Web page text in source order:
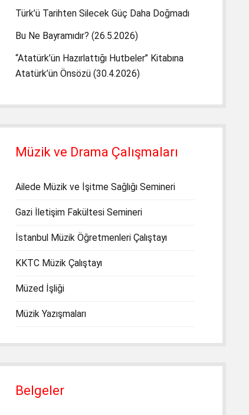
Türk’ü Tarihten Silecek Güç Daha Doğmadı
Bu Ne Bayramıdır? (26.5.2026)
“Atatürk’ün Hazırlattığı Hutbeler” Kitabına
Atatürk’ün Önsözü (30.4.2026)
Müzik ve Drama Çalışmaları
Ailede Müzik ve İşitme Sağlığı Semineri
Gazi İletişim Fakültesi Semineri
İstanbul Müzik Öğretmenleri Çalıştayı
KKTC Müzik Çalıştayı
Müzed İşliği
Müzik Yazışmaları
Belgeler